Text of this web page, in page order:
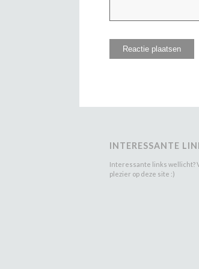
INTERESSANTE
Interessante links wellicht?
plezier op deze site :)